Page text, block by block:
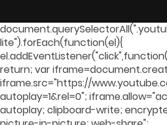
lite").forEach(function(el){
return; var
iframe.src="https://
autoplay=1&rel=0";
autoplay; clipboard-write;